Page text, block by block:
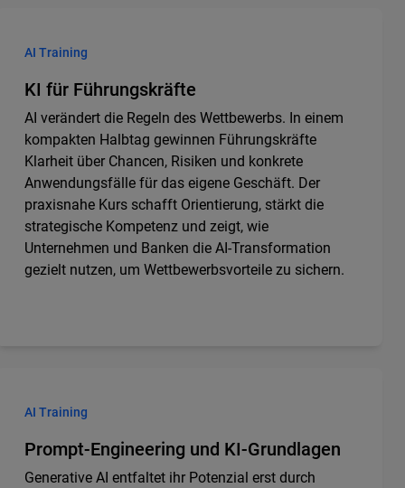
AI Training
KI für Führungskräfte
AI verändert die Regeln des Wettbewerbs. In einem
kompakten Halbtag gewinnen Führungskräfte
Klarheit über Chancen, Risiken und konkrete
Anwendungsfälle für das eigene Geschäft. Der
praxisnahe Kurs schafft Orientierung, stärkt die
strategische Kompetenz und zeigt, wie
Unternehmen und Banken die AI-Transformation
gezielt nutzen, um Wettbewerbsvorteile zu sichern.
AI Training
Prompt-Engineering und KI-Grundlagen
Generative AI entfaltet ihr Potenzial erst durch